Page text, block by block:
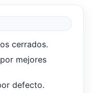
cerrados.
mejores
defecto.